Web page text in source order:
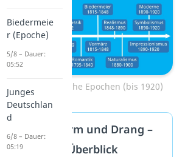
Zeitstrahl literarische Epochen (bis 1920)
Steckbrief Sturm und Drang –
Merkmale im Überblick
Biedermeie
r (Epoche)
5/8 – Dauer:
05:52
Junges
Deutschlan
d
6/8 – Dauer:
05:19